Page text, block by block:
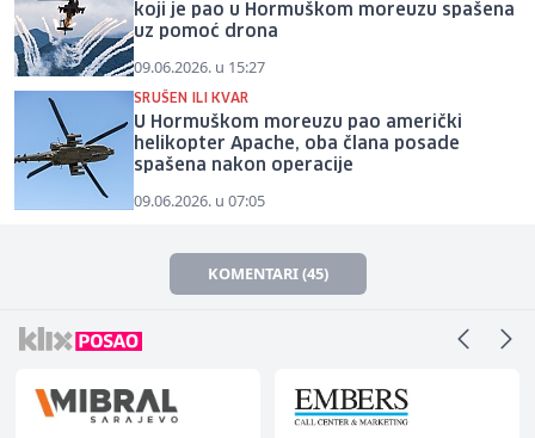
koji je pao u Hormuškom moreuzu spašena
uz pomoć drona
09.06.2026. u 15:27
SRUŠEN ILI KVAR
U Hormuškom moreuzu pao američki
helikopter Apache, oba člana posade
spašena nakon operacije
09.06.2026. u 07:05
KOMENTARI (45)